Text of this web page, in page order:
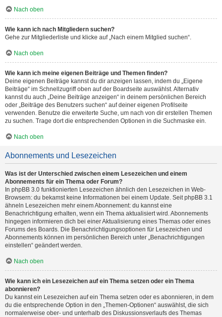
Nach oben
Wie kann ich nach Mitgliedern suchen?
Gehe zur Mitgliederliste und klicke auf „Nach einem Mitglied suchen“.
Nach oben
Wie kann ich meine eigenen Beiträge und Themen finden?
Deine eigenen Beiträge kannst du dir anzeigen lassen, indem du „Eigene
Beiträge“ im Schnellzugriff oben auf der Boardseite auswählst. Alternativ
kannst du auch „Deine Beiträge anzeigen“ in deinem persönlichen Bereich
oder „Beiträge des Benutzers suchen“ auf deiner eigenen Profilseite
verwenden. Benutze die erweiterte Suche, um nach von dir erstellen Themen
zu suchen. Trage dort die entsprechenden Optionen in die Suchmaske ein.
Nach oben
Abonnements und Lesezeichen
Was ist der Unterschied zwischen einem Lesezeichen und einem
Abonnements für ein Thema oder Forum?
In phpBB 3.0 funktionierten Lesezeichen ähnlich den Lesezeichen in Web-
Browsern: du bekamst keine Informationen bei einem Update. Seit phpBB 3.1
ähneln Lesezeichen mehr einem Abonnement: du kannst eine
Benachrichtigung erhalten, wenn ein Thema aktualisiert wird. Abonnements
hingegen informieren dich bei einer Aktualisierung eines Themas oder eines
Forums des Boards. Die Benachrichtigungsoptionen für Lesezeichen und
Abonnements können im persönlichen Bereich unter „Benachrichtigungen
einstellen“ geändert werden.
Nach oben
Wie kann ich ein Lesezeichen auf ein Thema setzen oder ein Thema
abonnieren?
Du kannst ein Lesezeichen auf ein Thema setzen oder es abonnieren, in dem
du die entsprechende Option in den „Themen-Optionen“ auswählst, die sich
normalerweise ober- und unterhalb des Diskussionsverlaufs des Themas